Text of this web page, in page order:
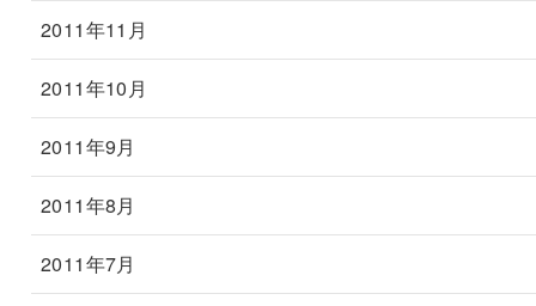
2011年11月
2011年10月
2011年9月
2011年8月
2011年7月